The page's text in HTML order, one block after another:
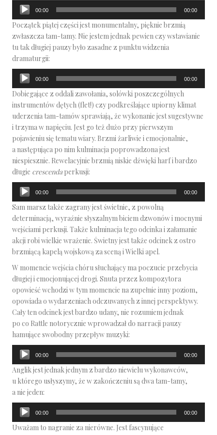
Odtwarzacz
plików
dźwiękowych
00:00 00:00
Początek piątej części jest monumentalny, pięknie brzmią
zwłaszcza tam-tamy. Nie jestem jednak pewien czy wstawianie
tu tak długiej pauzy było zasadne z punktu widzenia
dramaturgii:
Odtwarzacz
plików
dźwiękowych
00:00 00:00
Dobiegające z oddali zawołania, solówki poszczególnych
instrumentów dętych (flet!) czy podkreślające upiorny klimat
uderzenia tam-tamów sprawiają, że wykonanie jest sugestywne
i trzyma w napięciu. Jest go też dużo przy pierwszym
pojawieniu się tematu wiary. Brzmi żarliwie i emocjonalnie,
a następująca po nim kulminacja poprowadzona jest
niespiesznie. Rewelacyjnie brzmią niskie dźwięki harf i bardzo
długie crescenda perkusji:
Odtwarzacz
plików
dźwiękowych
00:00 00:00
Sam marsz także zagrany jest świetnie, z powolną
determinacją, wyraźnie słyszalnym biciem dzwonów i mocnymi
wejściami perkusji. Także kulminacja tego odcinka i załamanie
akcji robi wielkie wrażenie. Świetny jest także odcinek z ostro
brzmiącą kapelą wojskową za sceną i Wielki apel.
W momencie wejścia chóru słuchający ma poczucie przebycia
długiej i emocjonującej drogi. Snuta przez kompozytora
opowieść wchodzi w tym momencie na zupełnie inny poziom,
opowiada o wydarzeniach odczuwanych z innej perspektywy.
Cały ten odcinek jest bardzo udany, nie rozumiem jednak
po co Rattle notorycznie wprowadzał do narracji pauzy
hamujące swobodny przepływ muzyki:
Odtwarzacz
plików
dźwiękowych
00:00 00:00
Anglik jest jednak jednym z bardzo niewielu wykonawców,
u którego usłyszymy, że w zakończeniu są dwa tam-tamy,
a nie jeden:
Odtwarzacz
plików
dźwiękowych
00:00 00:00
Uważam to nagranie za nierówne. Jest fascynujące